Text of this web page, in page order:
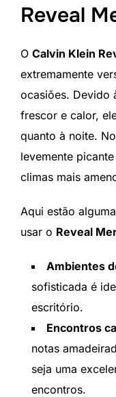
Reveal
O Calvin Klein
extremamente
ocasiões. Devido
frescor e calor,
quanto à noite.
levemente
climas mais
Aqui estão
usar o Reveal
Ambientes
sofisticada é
escritório.
Encontros
notas
seja uma
encontros.